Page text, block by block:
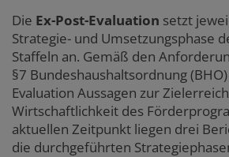
Die Ex-Post-Evaluation setzt
Strategie- und Umsetzungsphase
Staffeln an. Gemäß den
§7 Bundeshaushaltsordnung
Evaluation Aussagen zur
Wirtschaftlichkeit des
aktuellen Zeitpunkt liegen drei
die durchgeführten